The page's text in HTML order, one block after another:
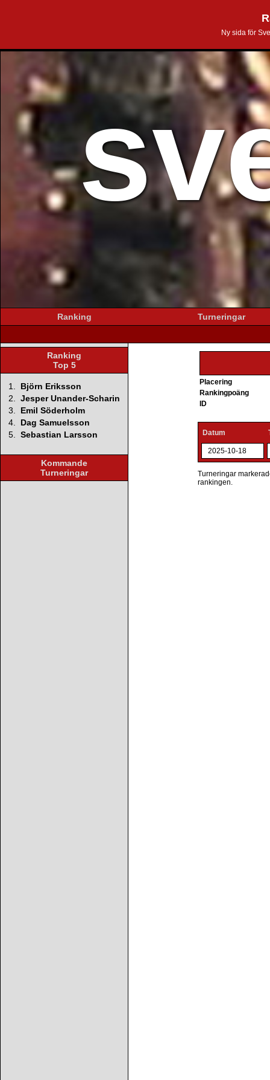
Ny sida för
Ranking Turneringar
Ranking
Top 5
1.
Björn Eriksson
2. Jesper Unander-Scharin
3.
Emil Söderholm
4.
Dag Samuelsson
5. Sebastian Larsson
Kommande
Turneringar
Placering
Rankingpoäng
ID
Datum
2025-10-18
Turneringar
rankingen.